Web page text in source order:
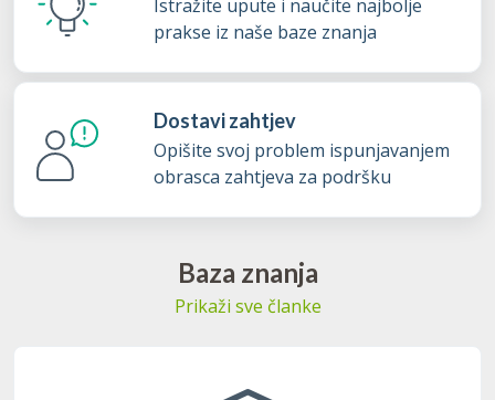
Istražite upute i naučite najbolje
prakse iz naše baze znanja
Dostavi zahtjev
Opišite svoj problem ispunjavanjem
obrasca zahtjeva za podršku
Baza znanja
Prikaži sve članke